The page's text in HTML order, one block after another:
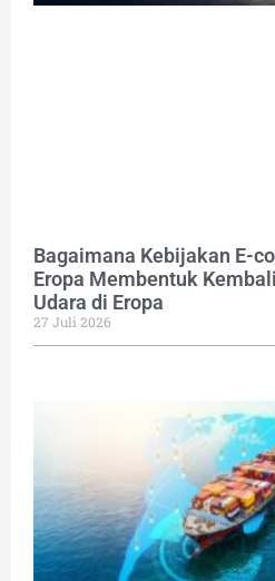
Bagaimana Kebijakan E-
Eropa Membentuk
Udara di Eropa
27 Juli 2026